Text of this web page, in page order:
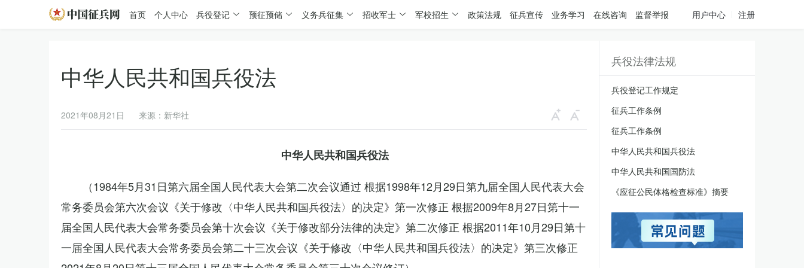
首页 个人中心 兵役登记 预征预储 义务兵征集 招收军士 军校招生 政策法规 征兵宣传 业务学习 在线咨询 监督举报 用户中心 注册
中华人民共和国兵役法
2021年08月21日 来源：新华社
中华人民共和国兵役法
（1984年5月31日第六届全国人民代表大会第二次会议通过 根据1998年12月29日第九届全国人民代表大会
常务委员会第六次会议《关于修改〈中华人民共和国兵役法〉的决定》第一次修正 根据2009年8月27日第十一
届全国人民代表大会常务委员会第十次会议《关于修改部分法律的决定》第二次修正 根据2011年10月29日第十
一届全国人民代表大会常务委员会第二十三次会议《关于修改〈中华人民共和国兵役法〉的决定》第三次修正
兵役法律法规
兵役登记工作规定
征兵工作条例
征兵工作条例
中华人民共和国兵役法
中华人民共和国国防法
《应征公民体格检查标准》摘要